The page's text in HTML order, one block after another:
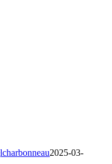
lcharbonneau2025-03-